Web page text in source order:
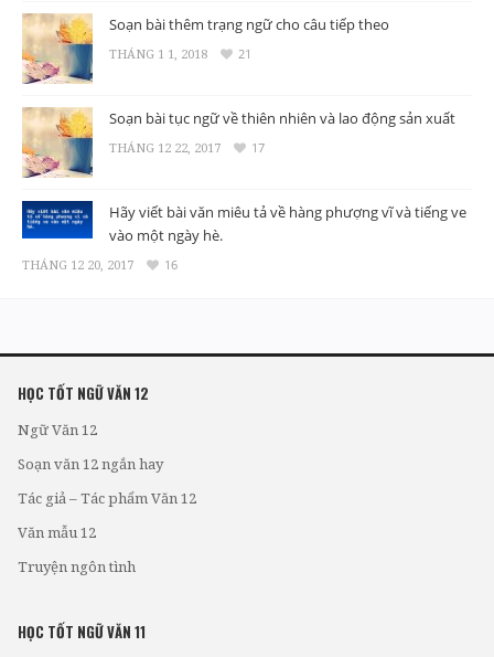
Soạn bài thêm trạng ngữ cho câu tiếp theo
THÁNG 1 1, 2018 21
Soạn bài tục ngữ về thiên nhiên và lao động sản xuất
THÁNG 12 22, 2017 17
Hãy viết bài văn miêu tả về hàng phượng vĩ và tiếng ve
vào một ngày hè.
THÁNG 12 20, 2017 16
HỌC TỐT NGỮ VĂN 12
Ngữ Văn 12
Soạn văn 12 ngắn hay
Tác giả – Tác phẩm Văn 12
Văn mẫu 12
Truyện ngôn tình
HỌC TỐT NGỮ VĂN 11